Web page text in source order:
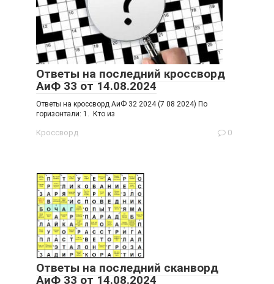
Ответы на последний кроссворд
АиФ 33 от 14.08.2024
Ответы на кроссворд АиФ 32 2024 (7 08 2024) По
горизонтали: 1. Кто из
Кроссворд 0
Ответы на последний сканворд
АиФ 33 от 14.08.2024